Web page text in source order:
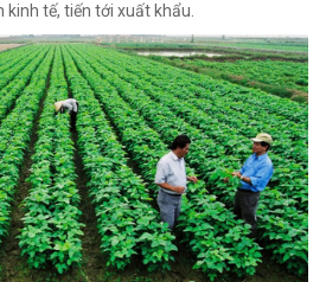
tế, tiến tới xuất khẩu.